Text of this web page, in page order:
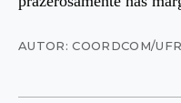
AUTOR: COORDCOM/